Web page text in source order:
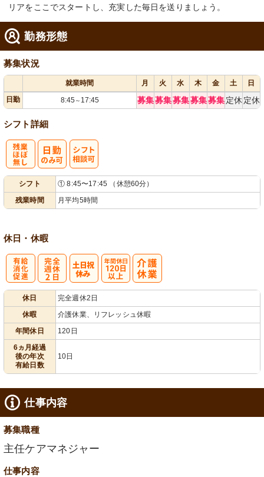
リアをここでスタートし、充実した毎日を送りましょう。
勤務形態
募集状況
就業時間 月 火 水 木 金 土
日
日勤
8:45 ～ 17:45 募集募集募集募集募集 定休 定休
シフト詳細
シフト
① 8:45〜17:45 （休憩60分）
残業時間
月平均5時間
休日・休暇
休日
完全週休2日
休暇
介護休業、リフレッシュ休暇
年間休日
120日
6ヵ月経過
後の年次
有給日数
10日
仕事内容
募集職種
主任ケアマネジャー
仕事内容